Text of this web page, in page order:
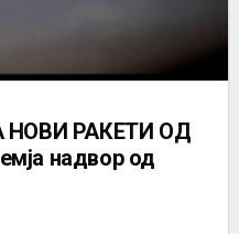
РАКЕТИ ОД
надвор од